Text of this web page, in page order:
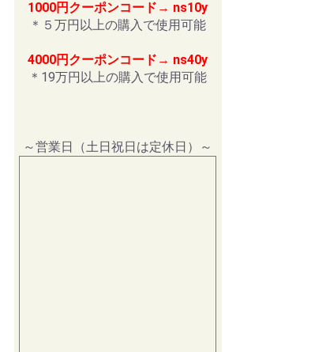
1000円クーポンコード→ ns10y
＊５万円以上の購入で使用可能
4000円クーポンコード→ ns40y
＊19万円以上の購入で使用可能
～営業日（土日祝日は定休日）～